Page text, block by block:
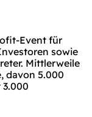
Event für
sowie
Mittlerweile
davon 5.000